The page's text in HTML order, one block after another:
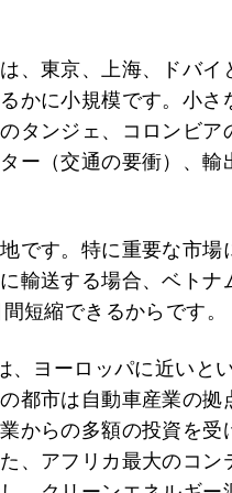
、東京、上海、ドバイ
かに小規模です。小さ
タンジェ、コロンビア
ー（交通の要衝）、輸
です。特に重要な市場
輸送する場合、ベトナ
短縮できるからです。
、ヨーロッパに近いと
都市は自動車産業の拠
からの多額の投資を受
、アフリカ最大のコン